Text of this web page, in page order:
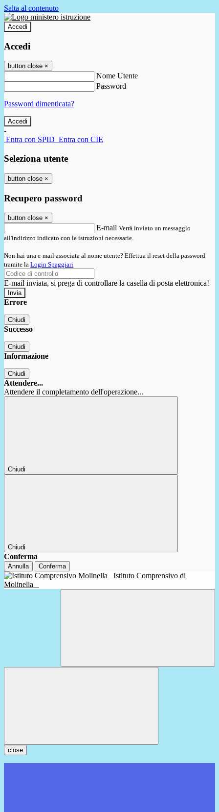
Salta al contenuto
Accedi
Accedi
button close ×
Nome Utente
Password
Password dimenticata?
-
Entra con SPID Entra con CIE
Seleziona utente
button close ×
Recupero password
button close ×
E-mail Verrà inviato un messaggio
all'indirizzo indicato con le istruzioni necessarie.
Non hai una e-mail associata al nome utente? Effettua il reset della password
tramite la Login Spaggiari
E-mail inviata, si prega di controllare la casella di posta elettronica!
Errore
Chiudi
Successo
Chiudi
Informazione
Chiudi
Attendere...
Attendere il completamento dell'operazione...
Chiudi
Chiudi
Conferma
Annulla Conferma
Istituto Comprensivo di
Molinella
close